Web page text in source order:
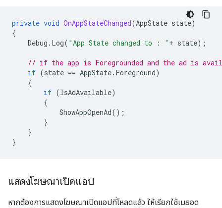
private void OnAppStateChanged(AppState state)
{
Debug . Log( "App State changed to : " + state);
// if the app is Foregrounded and the ad is
if (state == AppState. Foreground)
{
if (IsAdAvailable)
{
ShowAppOpenAd();
}
}
}
แสดงโฆษณาเปิดแอป
หากต้องการแสดงโฆษณาเปิดแอปที่โหลดแล้ว ให้เรียกใช้เมธอด